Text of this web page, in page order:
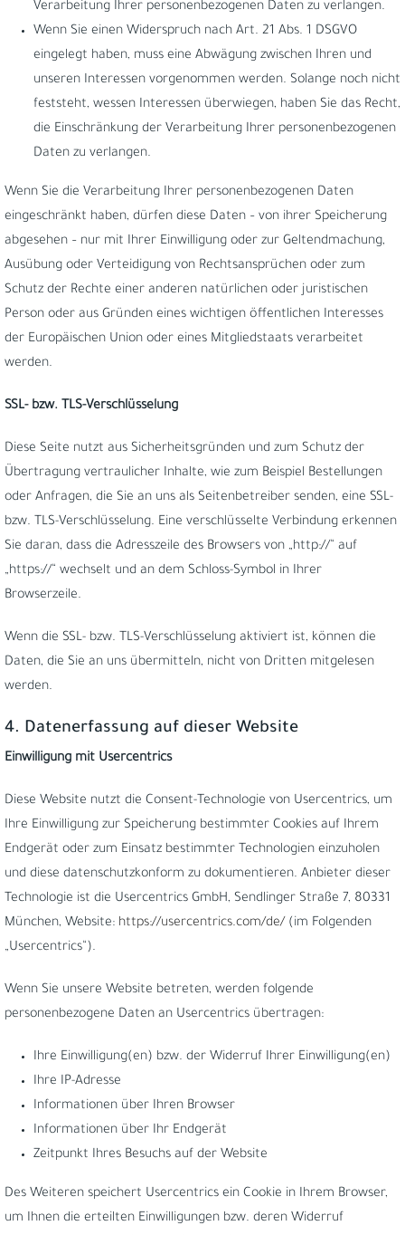
Verarbeitung Ihrer personenbezogenen Daten zu verlangen.
Wenn Sie einen Widerspruch nach Art. 21 Abs. 1 DSGVO
eingelegt haben, muss eine Abwägung zwischen Ihren und
unseren Interessen vorgenommen werden. Solange noch nicht
feststeht, wessen Interessen überwiegen, haben Sie das Recht,
die Einschränkung der Verarbeitung Ihrer personenbezogenen
Daten zu verlangen.
Wenn Sie die Verarbeitung Ihrer personenbezogenen Daten
eingeschränkt haben, dürfen diese Daten – von ihrer Speicherung
abgesehen – nur mit Ihrer Einwilligung oder zur Geltendmachung,
Ausübung oder Verteidigung von Rechtsansprüchen oder zum
Schutz der Rechte einer anderen natürlichen oder juristischen
Person oder aus Gründen eines wichtigen öffentlichen Interesses
der Europäischen Union oder eines Mitgliedstaats verarbeitet
werden.
SSL- bzw. TLS-Verschlüsselung
Diese Seite nutzt aus Sicherheitsgründen und zum Schutz der
Übertragung vertraulicher Inhalte, wie zum Beispiel Bestellungen
oder Anfragen, die Sie an uns als Seitenbetreiber senden, eine SSL-
bzw. TLS-Verschlüsselung. Eine verschlüsselte Verbindung erkennen
Sie daran, dass die Adresszeile des Browsers von „http://“ auf
„https://“ wechselt und an dem Schloss-Symbol in Ihrer
Browserzeile.
Wenn die SSL- bzw. TLS-Verschlüsselung aktiviert ist, können die
Daten, die Sie an uns übermitteln, nicht von Dritten mitgelesen
werden.
4. Datenerfassung auf dieser Website
Einwilligung mit Usercentrics
Diese Website nutzt die Consent-Technologie von Usercentrics, um
Ihre Einwilligung zur Speicherung bestimmter Cookies auf Ihrem
Endgerät oder zum Einsatz bestimmter Technologien einzuholen
und diese datenschutzkonform zu dokumentieren. Anbieter dieser
Technologie ist die Usercentrics GmbH, Sendlinger Straße 7, 80331
München, Website: https://usercentrics.com/de/ (im Folgenden
„Usercentrics“).
Wenn Sie unsere Website betreten, werden folgende
personenbezogene Daten an Usercentrics übertragen:
Ihre Einwilligung(en) bzw. der Widerruf Ihrer Einwilligung(en)
Ihre IP-Adresse
Informationen über Ihren Browser
Informationen über Ihr Endgerät
Zeitpunkt Ihres Besuchs auf der Website
Des Weiteren speichert Usercentrics ein Cookie in Ihrem Browser,
um Ihnen die erteilten Einwilligungen bzw. deren Widerruf